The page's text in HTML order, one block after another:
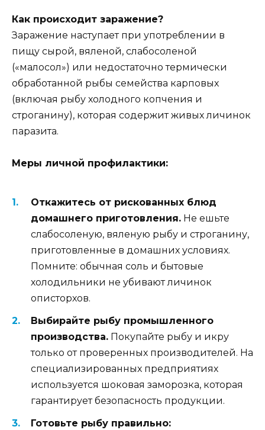
Как происходит заражение?
Заражение наступает при употреблении в
пищу сырой, вяленой, слабосоленой
(«малосол») или недостаточно термически
обработанной рыбы семейства карповых
(включая рыбу холодного копчения и
строганину), которая содержит живых личинок
паразита.
Меры личной профилактики:
Откажитесь от рискованных блюд
домашнего приготовления. Не ешьте
слабосоленую, вяленую рыбу и строганину,
приготовленные в домашних условиях.
Помните: обычная соль и бытовые
холодильники не убивают личинок
описторхов.
Выбирайте рыбу промышленного
производства. Покупайте рыбу и икру
только от проверенных производителей. На
специализированных предприятиях
используется шоковая заморозка, которая
гарантирует безопасность продукции.
Готовьте рыбу правильно: